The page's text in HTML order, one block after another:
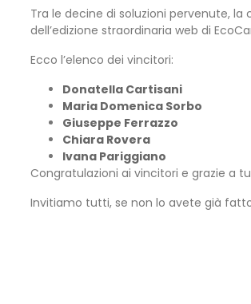
Tra le decine di soluzioni pervenute,
dell’edizione straordinaria web di
Ecco l’elenco dei vincitori:
Donatella Cartisani
Maria Domenica Sorbo
Giuseppe Ferrazzo
Chiara Rovera
Ivana Pariggiano
Congratulazioni ai vincitori e grazie a
Invitiamo tutti, se non lo avete già